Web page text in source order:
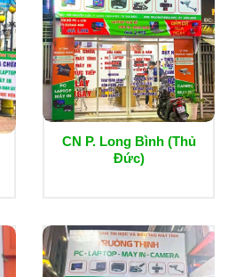
CN P. Long Bình (Thủ
Đức)